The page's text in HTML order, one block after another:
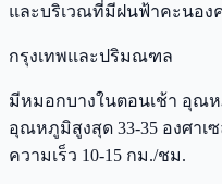
และบริเวณที่มีฝนฟ้าคะนอง
กรุงเทพและปริมณฑล
มีหมอกบางในตอนเช้า อุณห
อุณหภูมิสูงสุด 33-35 องศาเ
ความเร็ว 10-15 กม./ชม.